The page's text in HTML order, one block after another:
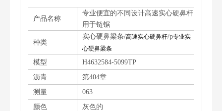
产品名称
专业便宜的不同设计高速实心硬鼻杆
用于链锯
种类
实心硬鼻梁条/高速实心硬鼻杆/p专业实
心硬鼻梁条
模型
H4632584-5099TP
沥青
第404章
测量
063
颜色
灰色的